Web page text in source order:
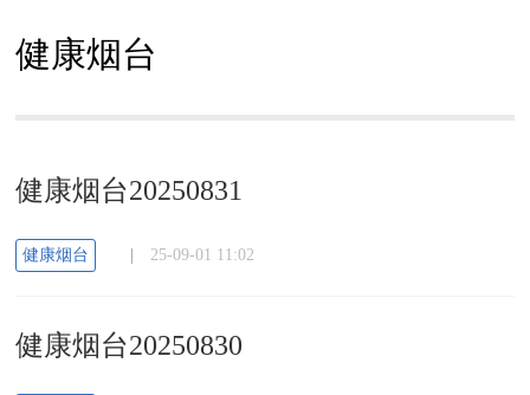
健康烟台
健康烟台20250831
健康烟台 |25-09-01 11:02
健康烟台20250830